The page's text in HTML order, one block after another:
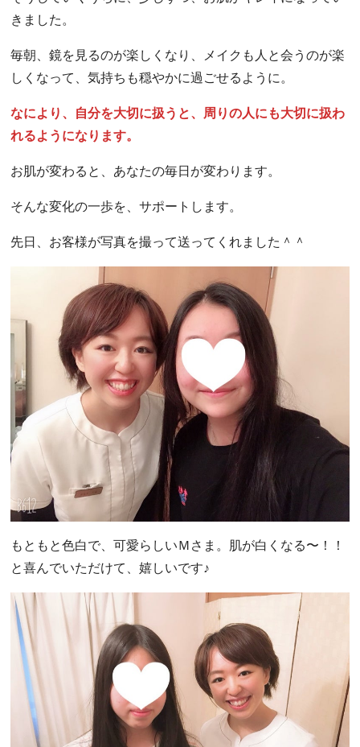
きました。
毎朝、鏡を見るのが楽しくなり、メイクも人と会うのが楽
しくなって、気持ちも穏やかに過ごせるように。
なにより、自分を大切に扱うと、周りの人にも大切に扱わ
れるようになります。
お肌が変わると、あなたの毎日が変わります。
そんな変化の一歩を、サポートします。
先日、お客様が写真を撮って送ってくれました＾＾
もともと色白で、可愛らしいＭさま。肌が白くなる〜！！
と喜んでいただけて、嬉しいです♪